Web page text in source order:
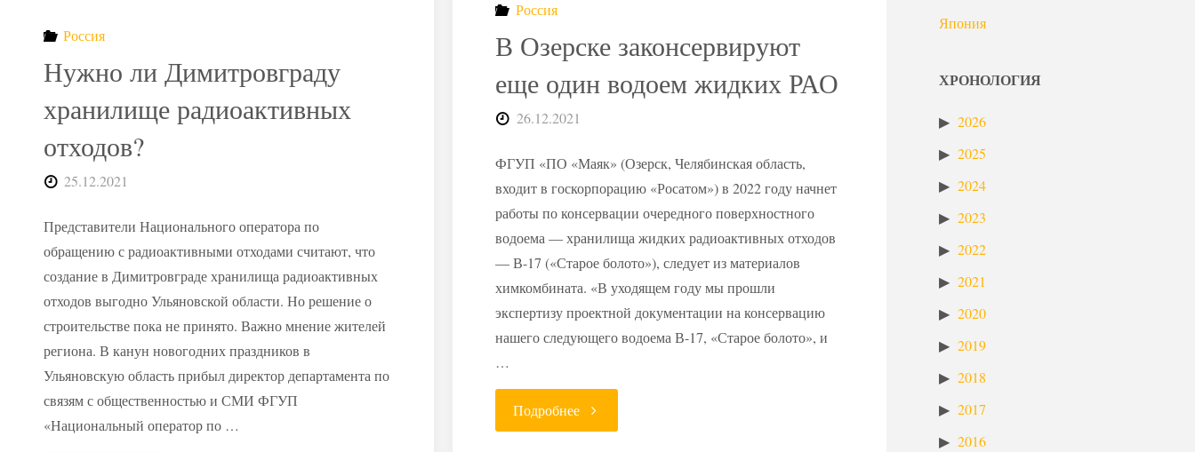
Россия
В Озерске законсервируют
еще один водоем жидких РАО
26.12.2021
ФГУП «ПО «Маяк» (Озерск, Челябинская область,
входит в госкорпорацию «Росатом») в 2022 году начнет
работы по консервации очередного поверхностного
водоема — хранилища жидких радиоактивных отходов
— В-17 («Старое болото»), следует из материалов
химкомбината. «В уходящем году мы прошли
экспертизу проектной документации на консервацию
нашего следующего водоема В-17, «Старое болото», и
…
Подробнее"В
Россия
Нужно ли Димитровграду
хранилище радиоактивных
отходов?
25.12.2021
Представители Национального оператора по
обращению с радиоактивными отходами считают, что
создание в Димитровграде хранилища радиоактивных
отходов выгодно Ульяновской области. Но решение о
строительстве пока не принято. Важно мнение жителей
региона. В канун новогодних праздников в
Ульяновскую область прибыл директор департамента по
связям с общественностью и СМИ ФГУП
«Национальный оператор по …
Япония
ХРОНОЛОГИЯ
2026
2025
2024
2023
2022
2021
2020
2019
2018
2017
2016